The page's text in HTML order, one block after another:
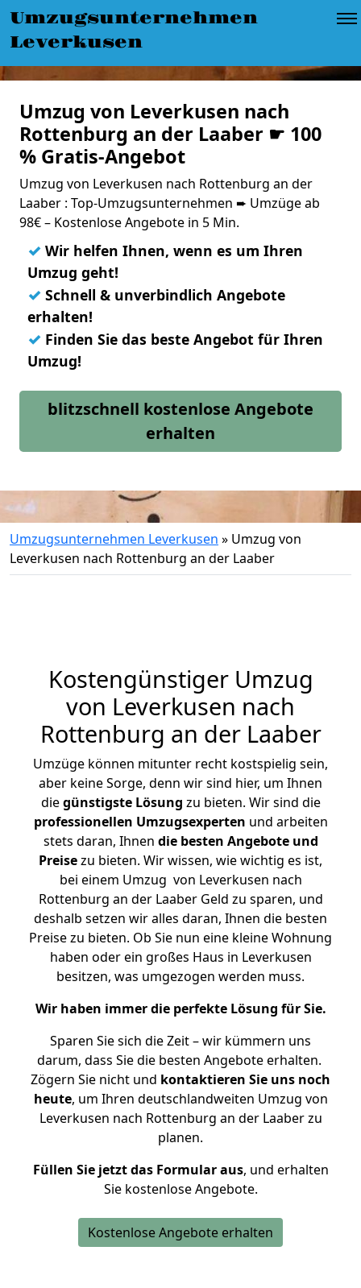
Umzugsunternehmen
Leverkusen
Umzug von Leverkusen nach
Rottenburg an der Laaber ☛ 100
% Gratis-Angebot
Umzug von Leverkusen nach Rottenburg an der
Laaber : Top-Umzugsunternehmen ➨ Umzüge ab
98€ – Kostenlose Angebote in 5 Min.
✓ Wir helfen Ihnen, wenn es um Ihren
Umzug geht!
✓ Schnell & unverbindlich Angebote
erhalten!
✓ Finden Sie das beste Angebot für Ihren
Umzug!
blitzschnell kostenlose Angebote
erhalten
Umzugsunternehmen Leverkusen » Umzug von
Leverkusen nach Rottenburg an der Laaber
Kostengünstiger Umzug
von Leverkusen nach
Rottenburg an der Laaber
Umzüge können mitunter recht kostspielig sein,
aber keine Sorge, denn wir sind hier, um Ihnen
diegünstigste Lösung zu bieten. Wir sind die
professionellen Umzugsexperten und arbeiten
stets daran, Ihnen die besten Angebote und
Preisezu bieten. Wir wissen, wie wichtig es ist,
bei einem Umzug von Leverkusen nach
Rottenburg an der Laaber Geld zu sparen, und
deshalb setzen wir alles daran, Ihnen die besten
Preise zu bieten. Ob Sie nun eine kleine Wohnung
haben oder ein großes Haus in Leverkusen
besitzen, was umgezogen werden muss.
Wir haben immer die perfekte Lösung für Sie.
Sparen Sie sich die Zeit – wir kümmern uns
darum, dass Sie die besten Angebote erhalten.
Zögern Sie nicht und kontaktieren Sie uns noch
heute, um Ihren deutschlandweiten Umzug von
Leverkusen nach Rottenburg an der Laaber zu
planen.
Füllen Sie jetzt das Formular aus, und erhalten
Sie kostenlose Angebote.
Kostenlose Angebote erhalten